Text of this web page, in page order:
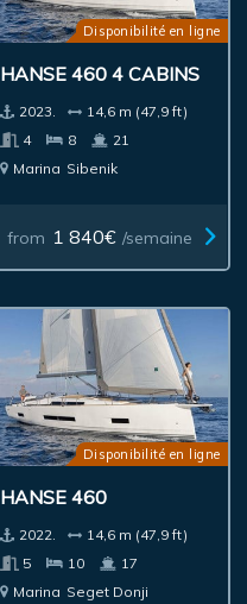
Disponibilité en ligne
HANSE 460 4 CABINS
2023.
14,6 m (47,9 ft)
4
8
21
Marina Sibenik
from 1 840€ /semaine
Disponibilité en ligne
HANSE 460
2022.
14,6 m (47,9 ft)
5
10
17
Marina Seget Donji